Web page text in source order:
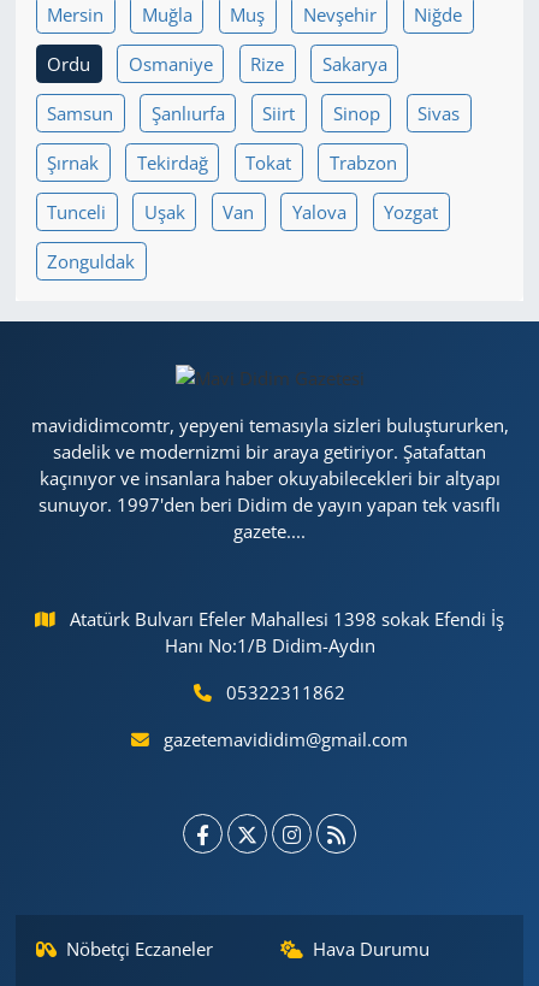
Mersin Muğla Muş Nevşehir Niğde
Ordu Osmaniye Rize Sakarya
Samsun Şanlıurfa Siirt Sinop Sivas
Şırnak Tekirdağ Tokat Trabzon
Tunceli Uşak Van Yalova Yozgat
Zonguldak
mavididimcomtr, yepyeni temasıyla sizleri buluştururken,
sadelik ve modernizmi bir araya getiriyor. Şatafattan
kaçınıyor ve insanlara haber okuyabilecekleri bir altyapı
sunuyor. 1997'den beri Didim de yayın yapan tek vasıflı
gazete....
Atatürk Bulvarı Efeler Mahallesi 1398 sokak Efendi İş
Hanı No:1/B Didim-Aydın
05322311862
gazetemavididim@gmail.com
Nöbetçi Eczaneler
Hava Durumu